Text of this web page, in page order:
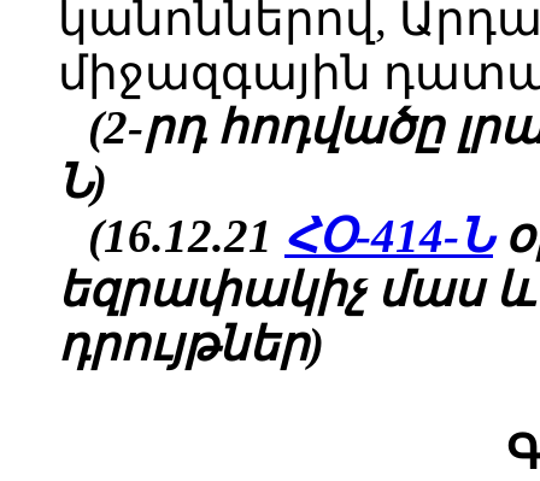
կանոններով,
միջազգային
(2-րդ հոդվածը
Ն)
(16.12.21 ՀՕ-414-Ն
եզրափակիչ մաս և
դրույթներ)